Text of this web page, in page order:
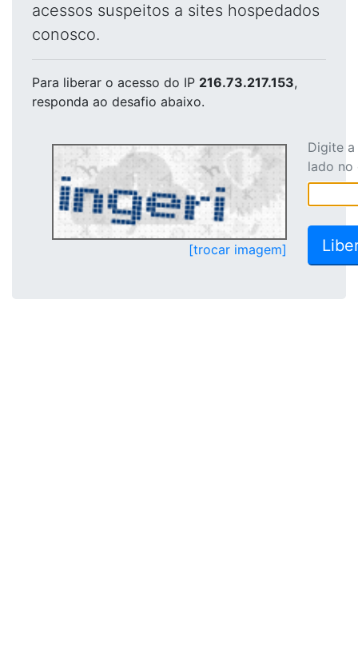
acessos suspeitos a sites hospedados
conosco.
Para liberar o acesso do IP 216.73.217.153,
responda ao desafio abaixo.
[trocar imagem]
Digite
lado no